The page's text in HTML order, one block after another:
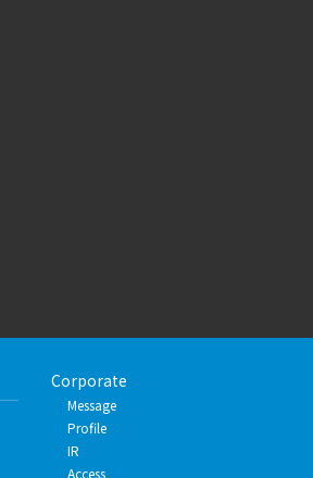
Corporate
Message
Profile
IR
Access